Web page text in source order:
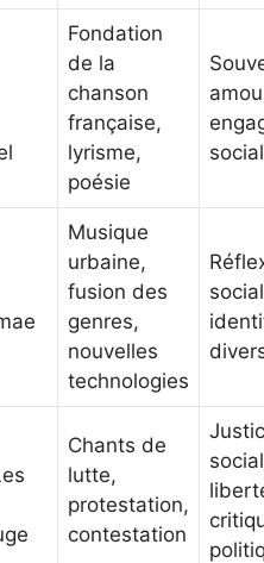
Fondation
de la
chanson
française,
lyrisme,
poésie
social
Musique
urbaine,
fusion des
genres,
nouvelles
technologies
Chants de
lutte,
protestation,
contestation